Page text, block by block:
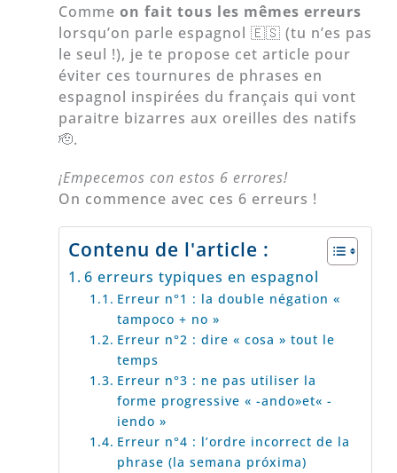
Commeon fait tous les mêmes erreurs
lorsqu’on parle espagnol 🇪🇸 (tu n’es pas
le seul !), je te propose cet article pour
éviter ces tournures de phrases en
espagnol inspirées du français qui vont
paraitre bizarres aux oreilles des natifs
🫡.
¡Empecemos con estos 6 errores!
On commence avec ces 6 erreurs !
Contenu de l'article :
6 erreurs typiques en espagnol
Erreur n°1 : la double négation «
tampoco + no »
Erreur n°2 : dire « cosa » tout le
temps
Erreur n°3 : ne pas utiliser la
forme progressive « -ando»et« -
iendo »
Erreur n°4 : l’ordre incorrect de la
phrase (la semana próxima)